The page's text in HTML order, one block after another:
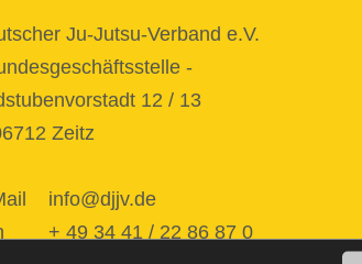
Ju-Jutsu-Verband e.V.
-
12 / 13
Zeitz
info@djjv.de
+ 49 34 41 / 22 86 87 0